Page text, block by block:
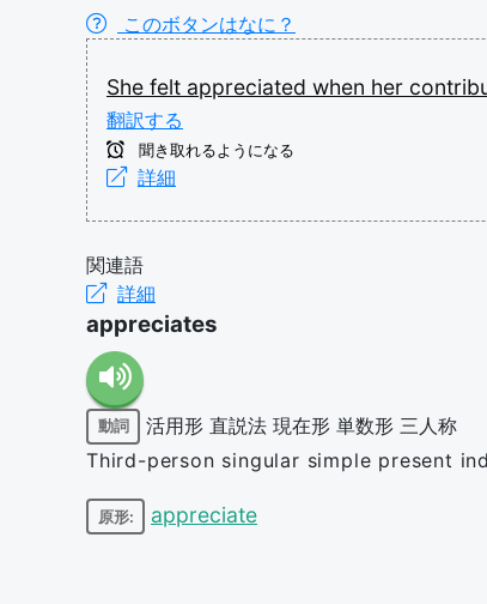
このボタンはなに？
She felt appreciated when her
翻訳する
聞き取れるようになる
詳細
関連語
詳細
appreciates
動詞 活用形 直説法 現在形 単数形 三人称
Third-person singular simple present
原形: appreciate